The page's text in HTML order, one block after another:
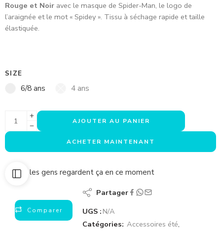
Rouge et Noir avec le masque de Spider-Man, le logo de
l’araignée et le mot « Spidey ». Tissu à séchage rapide et taille
élastiquée.
SIZE
6/8 ans 4 ans
AJOUTER AU PANIER
ACHETER MAINTENANT
40 les gens regardent ça en ce moment
Comparer
Partager
UGS : N/A
Catégories: Accessoires été,